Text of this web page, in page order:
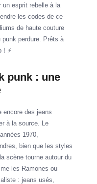
un esprit rebelle à la
les codes de ce
de haute couture
perdure. Prêts à
⚡
punk : une
encore des jeans
à la source. Le
1970,
bien que les styles
scène tourne autour du
les Ramones ou
: jeans usés,